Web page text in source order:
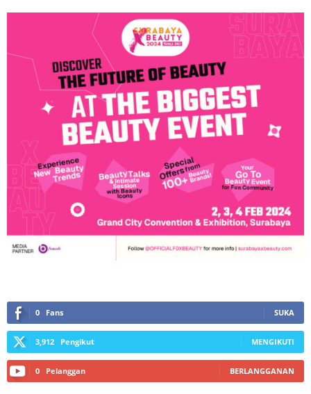
0 Fans SUKA
3,912 Pengikut MENGIKUTI
0 Pelanggan BERLANGGANAN